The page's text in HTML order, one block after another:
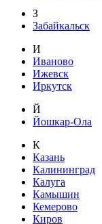
З
Забайкальск
И
Иваново
Ижевск
Иркутск
Й
Йошкар-Ола
К
Казань
Калининград
Калуга
Камышин
Кемерово
Киров